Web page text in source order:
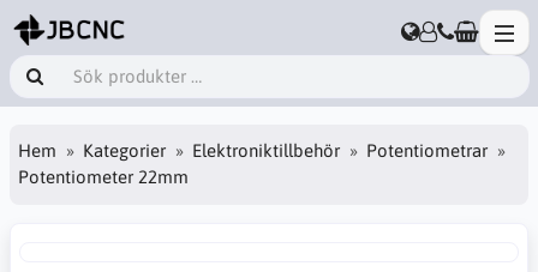
Hem Kategorier Elektroniktillbehör
Potentiometrar
Potentiometer 22mm